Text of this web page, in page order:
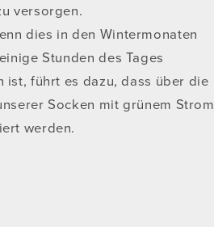
versorgen.
dies in den Wintermonaten
Stunden des Tages
ist, führt es dazu, dass über die
Socken mit grünem Strom
werden.